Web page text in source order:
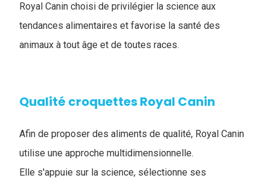
Royal Canin choisi de privilégier la science aux
tendances alimentaires et favorise la santé des
animaux à tout âge et de toutes races.
Qualité croquettes Royal Canin
Afin de proposer des aliments de qualité, Royal Canin
utilise une approche multidimensionnelle.
Elle s'appuie sur la science, sélectionne ses